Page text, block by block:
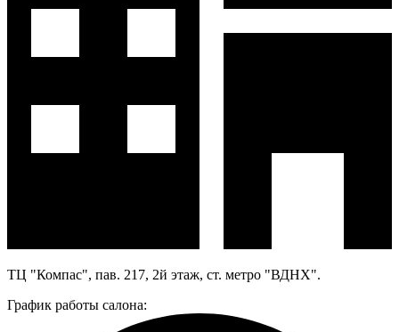
ТЦ "Компас", пав. 217, 2й этаж, ст. метро "ВДНХ".
График работы салона: